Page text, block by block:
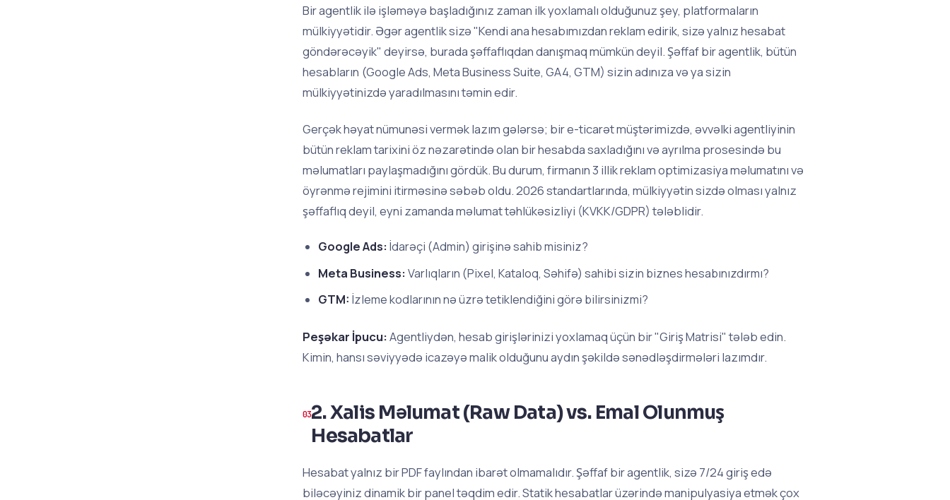
Bir agentlik ilə işləməyə başladığınız zaman ilk yoxlamalı olduğunuz şey, platformaların
mülkiyyətidir. Əgər agentlik sizə "Kendi ana hesabımızdan reklam edirik, sizə yalnız hesabat
göndərəcəyik" deyirsə, burada şəffaflıqdan danışmaq mümkün deyil. Şəffaf bir agentlik, bütün
hesabların (Google Ads, Meta Business Suite, GA4, GTM) sizin adınıza və ya sizin
mülkiyyətinizdə yaradılmasını təmin edir.
Gerçək həyat nümunəsi vermək lazım gələrsə; bir e-ticarət müştərimizdə, əvvəlki agentliyinin
bütün reklam tarixini öz nəzarətində olan bir hesabda saxladığını və ayrılma prosesində bu
məlumatları paylaşmadığını gördük. Bu durum, firmanın 3 illik reklam optimizasiya məlumatını və
öyrənmə rejimini itirməsinə səbəb oldu. 2026 standartlarında, mülkiyyətin sizdə olması yalnız
şəffaflıq deyil, eyni zamanda məlumat təhlükəsizliyi (KVKK/GDPR) tələblidir.
Google Ads: İdarəçi (Admin) girişinə sahib misiniz?
Meta Business: Varlıqların (Pixel, Kataloq, Səhifə) sahibi sizin biznes hesabınızdırmı?
GTM: İzleme kodlarının nə üzrə tetiklendiğini görə bilirsinizmi?
Peşəkar İpucu:Agentliydən, hesab girişlərinizi yoxlamaq üçün bir "Giriş Matrisi" tələb edin.
Kimin, hansı səviyyədə icazəyə malik olduğunu aydın şəkildə sənədləşdirmələri lazımdır.
2. Xalis Məlumat (Raw Data) vs. Emal Olunmuş
Hesabatlar
Hesabat yalnız bir PDF faylından ibarət olmamalıdır. Şəffaf bir agentlik, sizə 7/24 giriş edə
biləcəyiniz dinamik bir panel təqdim edir. Statik hesabatlar üzərində manipulyasiya etmək çox